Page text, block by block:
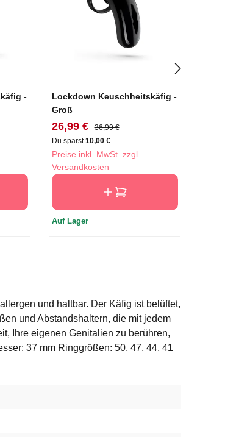
-
Lockdown Keuschheitskäfig -
Groß
Verkaufspreis:
26,99 € Regulärer Preis:
36,99 €
Du sparst10,00 €
Preise inkl. MwSt. zzgl.
Versandkosten
Auf Lager
und haltbar. Der Käfig ist belüftet,
und Abstandshaltern, die mit jedem
Ihre eigenen Genitalien zu berühren,
37 mm Ringgrößen: 50, 47, 44, 41